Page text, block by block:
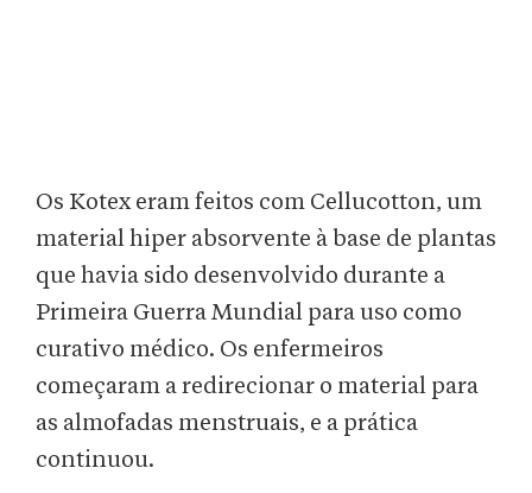
Os Kotex eram feitos com Cellucotton, um
material hiper absorvente à base de plantas
que havia sido desenvolvido durante a
Primeira Guerra Mundial para uso como
curativo médico. Os enfermeiros
começaram a redirecionar o material para
as almofadas menstruais, e a prática
continuou.